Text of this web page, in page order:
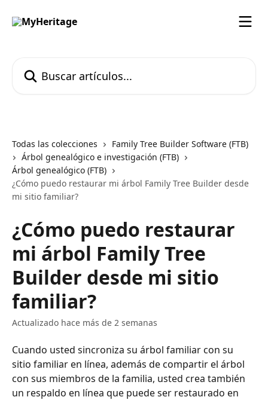
Todas las colecciones
Family Tree Builder Software (FTB)
Árbol genealógico e investigación (FTB)
Árbol genealógico (FTB)
¿Cómo puedo restaurar mi árbol Family Tree Builder desde
mi sitio familiar?
¿Cómo puedo restaurar
mi árbol Family Tree
Builder desde mi sitio
familiar?
Actualizado hace más de 2 semanas
Cuando usted sincroniza su árbol familiar con su
sitio familiar en línea, además de compartir el árbol
con sus miembros de la familia, usted crea también
un respaldo en línea que puede ser restaurado en